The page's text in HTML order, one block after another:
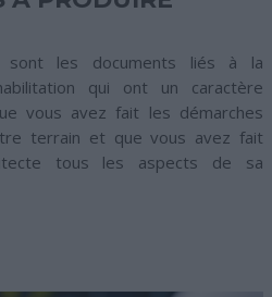
sont les documents liés à la
qui ont un caractère
vous avez fait les démarches
terrain et que vous avez fait
tous les aspects de sa